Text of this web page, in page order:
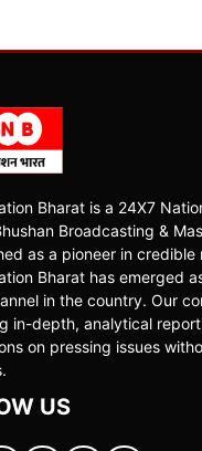
Bharat is a 24X7
Broadcasting &
as a pioneer in
Bharat has emerged
in the country. Our
in-depth, analytical
on pressing issues
US